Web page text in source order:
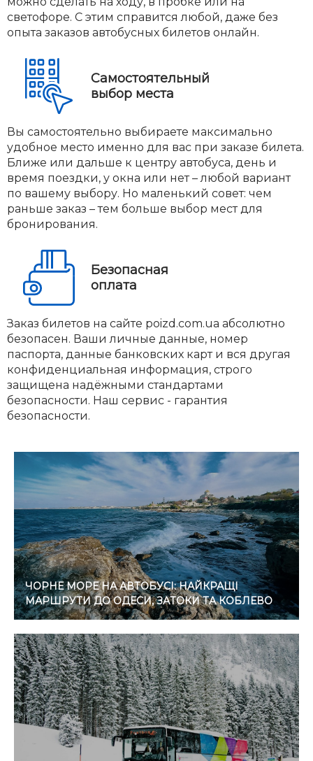
светофоре. С этим справится любой, даже без
опыта заказов автобусных билетов онлайн.
Самостоятельный
выбор места
Вы самостоятельно выбираете максимально
удобное место именно для вас при заказе билета.
Ближе или дальше к центру автобуса, день и
время поездки, у окна или нет – любой вариант
по вашему выбору. Но маленький совет: чем
раньше заказ – тем больше выбор мест для
бронирования.
Безопасная
оплата
Заказ билетов на сайте poizd.com.ua абсолютно
безопасен. Ваши личные данные, номер
паспорта, данные банковских карт и вся другая
конфиденциальная информация, строго
защищена надёжными стандартами
безопасности. Наш сервис - гарантия
безопасности.
ЧОРНЕ МОРЕ НА АВТОБУСІ: НАЙКРАЩІ
МАРШРУТИ ДО ОДЕСИ, ЗАТОКИ ТА КОБЛЕВО